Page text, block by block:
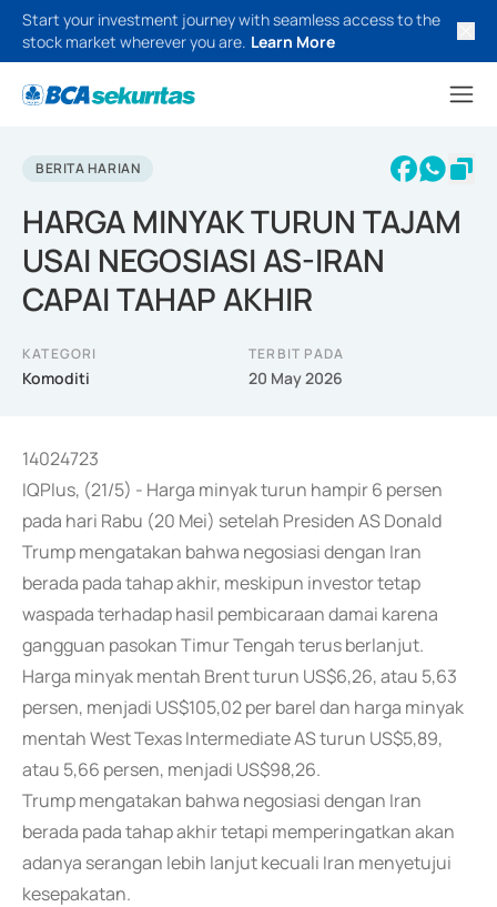
Start your investment journey with seamless access to the
stock market wherever you are. Learn More
BERITA HARIAN
HARGA MINYAK TURUN TAJAM
USAI NEGOSIASI AS-IRAN
CAPAI TAHAP AKHIR
KATEGORI
Komoditi
TERBIT PADA
20 May 2026
14024723
IQPlus, (21/5) - Harga minyak turun hampir 6 persen
pada hari Rabu (20 Mei) setelah Presiden AS Donald
Trump mengatakan bahwa negosiasi dengan Iran
berada pada tahap akhir, meskipun investor tetap
waspada terhadap hasil pembicaraan damai karena
gangguan pasokan Timur Tengah terus berlanjut.
Harga minyak mentah Brent turun US$6,26, atau 5,63
persen, menjadi US$105,02 per barel dan harga minyak
mentah West Texas Intermediate AS turun US$5,89,
atau 5,66 persen, menjadi US$98,26.
Trump mengatakan bahwa negosiasi dengan Iran
berada pada tahap akhir tetapi memperingatkan akan
adanya serangan lebih lanjut kecuali Iran menyetujui
kesepakatan.